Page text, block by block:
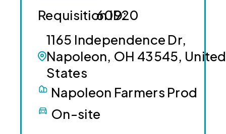
1165 Independence Dr,
Napoleon, OH 43545, United
States
60920
Napoleon Farmers Prod
On-site